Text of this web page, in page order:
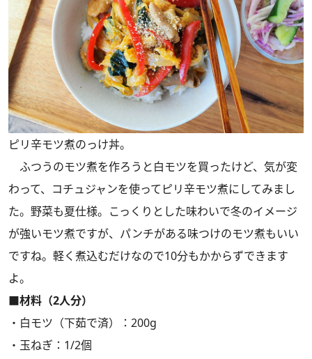
ピリ辛モツ煮のっけ丼。
ふつうのモツ煮を作ろうと白モツを買ったけど、気が変
わって、コチュジャンを使ってピリ辛モツ煮にしてみまし
た。野菜も夏仕様。こっくりとした味わいで冬のイメージ
が強いモツ煮ですが、パンチがある味つけのモツ煮もいい
ですね。軽く煮込むだけなので10分もかからずできます
よ。
■材料（2人分）
・白モツ（下茹で済）：200g
・玉ねぎ：1/2個